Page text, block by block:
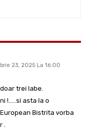
23, 2025 La 16:00
trei labe.
!…..si asta la o
Bistrita vorba